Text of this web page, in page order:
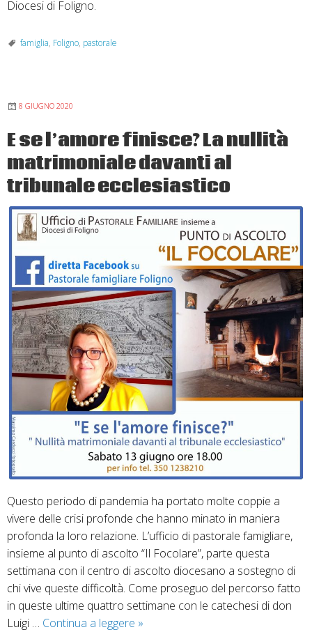
Diocesi di Foligno.
famiglia, Foligno, pastorale
8 GIUGNO 2020
E se l’amore finisce? La nullità
matrimoniale davanti al
tribunale ecclesiastico
Questo periodo di pandemia ha portato molte coppie a
vivere delle crisi profonde che hanno minato in maniera
profonda la loro relazione. L’ufficio di pastorale famigliare,
insieme al punto di ascolto “Il Focolare”, parte questa
settimana con il centro di ascolto diocesano a sostegno di
chi vive queste difficoltà. Come proseguo del percorso fatto
in queste ultime quattro settimane con le catechesi di don
Luigi … Continua a leggere E
»